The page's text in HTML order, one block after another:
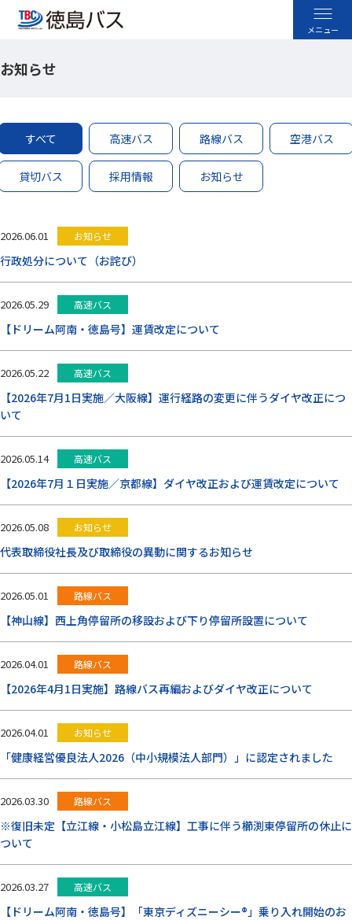
空港バス
路線バス
採用情報
お忘れ物のお問い合わせ
よくあるご質問
お問い合わせ
閉じる
お知らせ
すべて 高速バス 路線バス 空港バス
貸切バス 採用情報 お知らせ
2026.06.01 お知らせ
行政処分について（お詫び）
2026.05.29 高速バス
【ドリーム阿南・徳島号】運賃改定について
2026.05.22 高速バス
【2026年7月1日実施／大阪線】運行経路の変更に伴うダイヤ改正につ
いて
2026.05.14 高速バス
【2026年7月１日実施／京都線】ダイヤ改正および運賃改定について
2026.05.08 お知らせ
代表取締役社長及び取締役の異動に関するお知らせ
2026.05.01 路線バス
【神山線】西上角停留所の移設および下り停留所設置について
2026.04.01 路線バス
【2026年4月1日実施】路線バス再編およびダイヤ改正について
2026.04.01 お知らせ
「健康経営優良法人2026（中小規模法人部門）」に認定されました
2026.03.30 路線バス
※復旧未定【立江線・小松島立江線】工事に伴う櫛渕東停留所の休止に
ついて
2026.03.27 高速バス
【ドリーム阿南・徳島号】「東京ディズニーシー®」乗り入れ開始のお